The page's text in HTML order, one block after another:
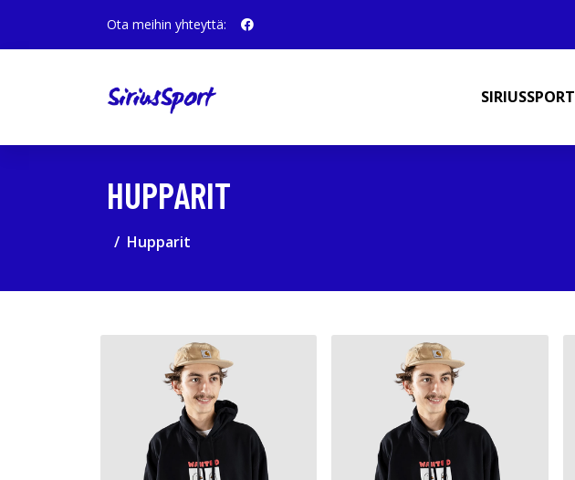
Ota meihin yhteyttä:
SIRIUSSPORT
HUPPARIT
Hupparit